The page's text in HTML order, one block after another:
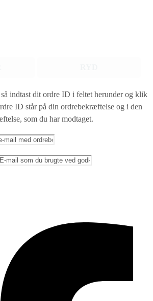
indtast dit ordre ID i feltet herunder og klik
ID står på din ordrebekræftelse og i den
som du har modtaget.